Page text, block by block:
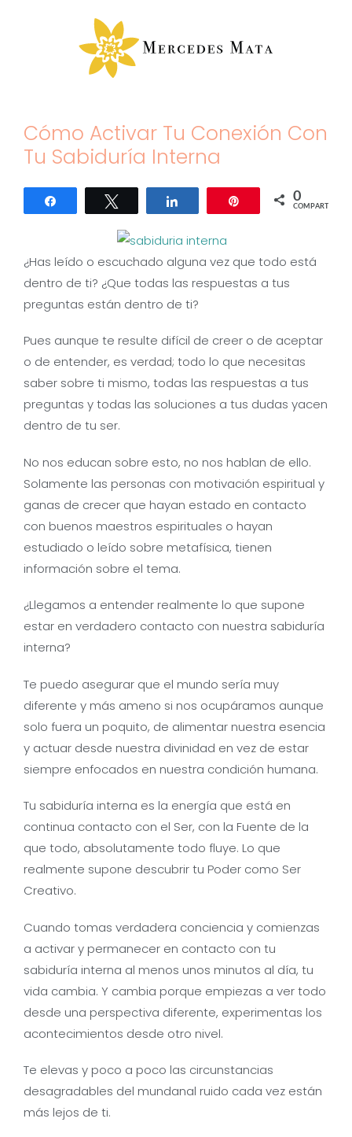
Cómo Activar Tu Conexión Con
Tu Sabiduría Interna
Compartir Twittear Compartir 0
COMPARTIR
¿Has leído o escuchado alguna vez que todo está
dentro de ti? ¿Que todas las respuestas a tus
preguntas están dentro de ti?
Pues aunque te resulte difícil de creer o de aceptar
o de entender, es verdad; todo lo que necesitas
saber sobre ti mismo, todas las respuestas a tus
preguntas y todas las soluciones a tus dudas yacen
dentro de tu ser.
No nos educan sobre esto, no nos hablan de ello.
Solamente las personas con motivación espiritual y
ganas de crecer que hayan estado en contacto
con buenos maestros espirituales o hayan
estudiado o leído sobre metafísica, tienen
información sobre el tema.
¿Llegamos a entender realmente lo que supone
estar en verdadero contacto con nuestra sabiduría
interna?
Te puedo asegurar que el mundo sería muy
diferente y más ameno si nos ocupáramos aunque
solo fuera un poquito, de alimentar nuestra esencia
y actuar desde nuestra divinidad en vez de estar
siempre enfocados en nuestra condición humana.
Tu sabiduría interna es la energía que está en
continua contacto con el Ser, con la Fuente de la
que todo, absolutamente todo fluye. Lo que
realmente supone descubrir tu Poder como Ser
Creativo.
Cuando tomas verdadera conciencia y comienzas
a activar y permanecer en contacto con tu
sabiduría interna al menos unos minutos al día, tu
vida cambia. Y cambia porque empiezas a ver todo
desde una perspectiva diferente, experimentas los
acontecimientos desde otro nivel.
Te elevas y poco a poco las circunstancias
desagradables del mundanal ruido cada vez están
más lejos de ti.